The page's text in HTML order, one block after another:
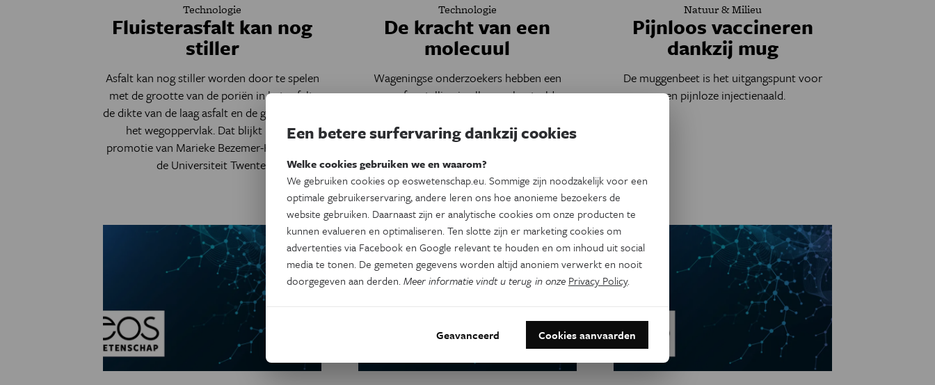
Technologie
Fluisterasfalt kan nog
stiller
Asfalt kan nog stiller worden door te spelen
met de grootte van de poriën in het asfalt,
de dikte van de laag asfalt en de gladheid van
het wegoppervlak. Dat blijkt uit een
promotie van Marieke Bezemer-Krijnen aan
de Universiteit Twente.
Technologie
De kracht van een
molecuul
Wageningse onderzoekers hebben een
proefopstelling in elkaar geknutseld
moleculen zijn te meten. Die minikrachten,
voorheen onmeetbaar, zijn onder meer
belangrijk voor een beter begrip van
levensprocessen, zoals de ontwikkeling van
een plantenembryo.
Natuur & Milieu
Pijnloos vaccineren
dankzij mug
De muggenbeet is het uitgangspunt voor
een pijnloze injectienaald.
Een betere surfervaring dankzij cookies
Welke cookies gebruiken we en waarom?
We gebruiken cookies op eoswetenschap.eu. Sommige zijn noodzakelijk voor een
optimale gebruikerservaring, andere leren ons hoe anonieme bezoekers de
website gebruiken. Daarnaast zijn er analytische cookies om onze producten te
kunnen evalueren en optimaliseren. Ten slotte zijn er marketing cookies om
advertenties via Facebook en Google relevant te houden en om inhoud uit social
media te tonen. De gemeten gegevens worden altijd anoniem verwerkt en nooit
doorgegeven aan derden.Meer informatie vindt u terug in onze Privacy Policy.
Geavanceerd Cookies aanvaarden